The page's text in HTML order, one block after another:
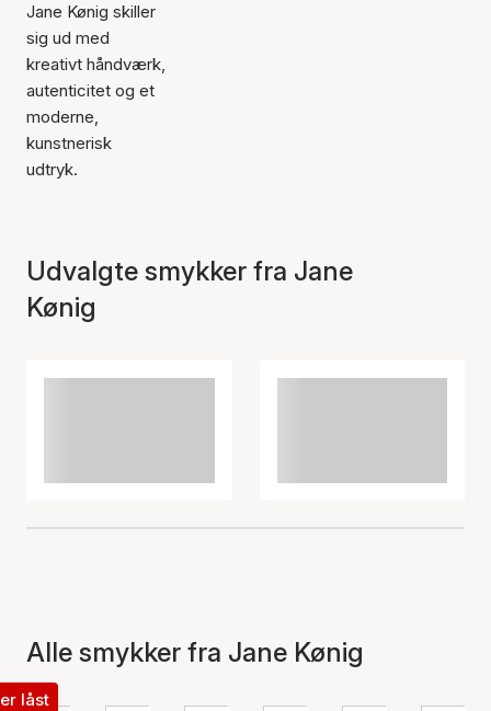
Jane Kønig skiller
sig ud med
kreativt håndværk,
autenticitet og et
moderne,
kunstnerisk
udtryk.
Udvalgte smykker fra Jane
Kønig
Alle smykker fra Jane Kønig
låst